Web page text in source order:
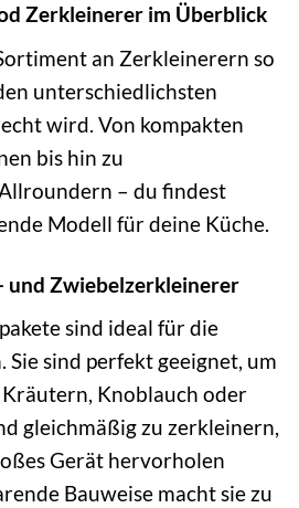
Zerkleinerer im Überblick
an Zerkleinerern so
unterschiedlichsten
wird. Von kompakten
bis hin zu
– du findest
Modell für deine Küche.
und Zwiebelzerkleinerer
sind ideal für die
Sie sind perfekt geeignet, um
Knoblauch oder
gleichmäßig zu zerkleinern,
Gerät hervorholen
Bauweise macht sie zu